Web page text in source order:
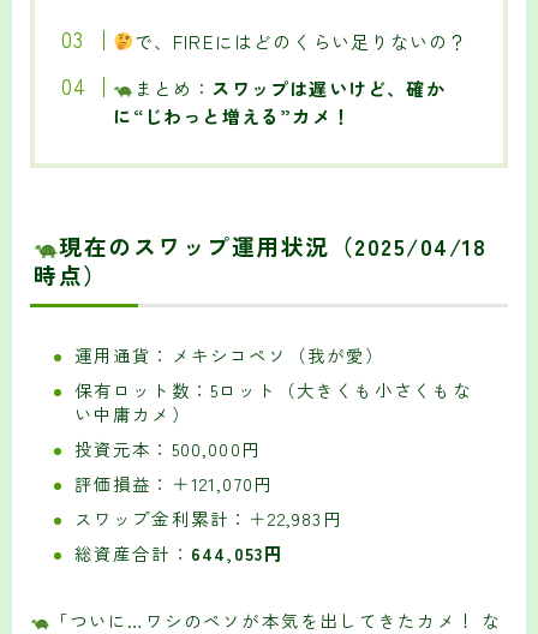
で、FIREにはどのくらい足りないの？
まとめ： スワップは遅いけど、確か
に“じわっと増える”カメ！
現在のスワップ運用状況（2025/04/18
時点）
運用通貨：メキシコペソ（我が愛）
保有ロット数：5ロット（大きくも小さくもな
い中庸カメ）
投資元本：500,000円
評価損益：＋121,070円
スワップ金利累計：＋22,983円
総資産合計： 644,053円
「ついに…ワシのペソが本気を出してきたカメ！ な